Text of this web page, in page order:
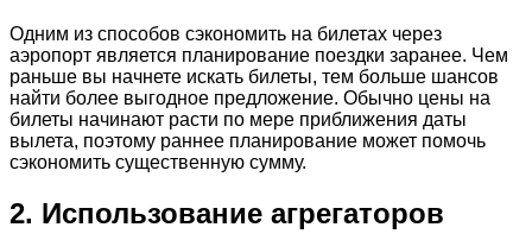
Одним из способов сэкономить на билетах через
аэропорт является планирование поездки заранее. Чем
раньше вы начнете искать билеты, тем больше шансов
найти более выгодное предложение. Обычно цены на
билеты начинают расти по мере приближения даты
вылета, поэтому раннее планирование может помочь
сэкономить существенную сумму.
2. Использование агрегаторов